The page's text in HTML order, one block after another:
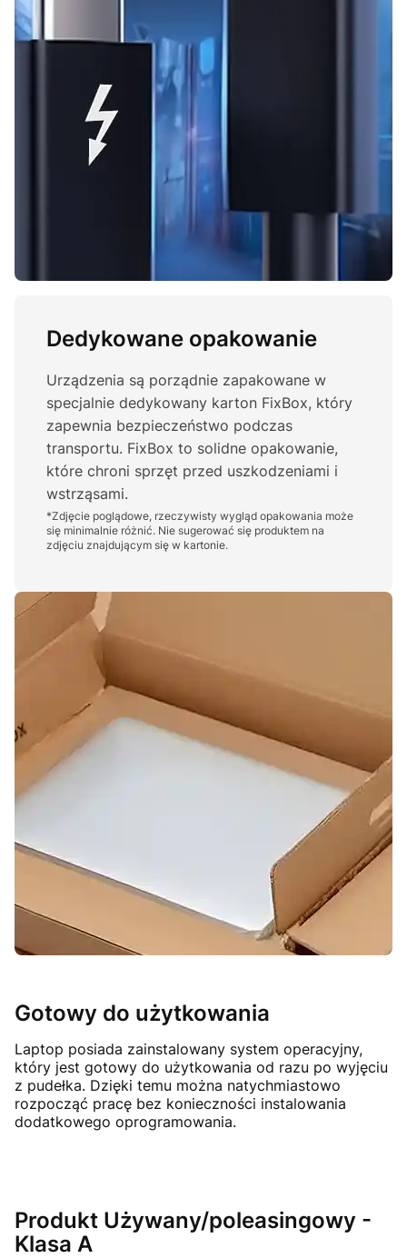
Dedykowane opakowanie
Urządzenia są porządnie zapakowane w
specjalnie dedykowany karton FixBox, który
zapewnia bezpieczeństwo podczas
transportu. FixBox to solidne opakowanie,
które chroni sprzęt przed uszkodzeniami i
wstrząsami.
*Zdjęcie poglądowe, rzeczywisty wygląd opakowania może
się minimalnie różnić. Nie sugerować się produktem na
zdjęciu znajdującym się w kartonie.
Gotowy do użytkowania
Laptop posiada zainstalowany system operacyjny,
który jest gotowy do użytkowania od razu po wyjęciu
z pudełka. Dzięki temu można natychmiastowo
rozpocząć pracę bez konieczności instalowania
dodatkowego oprogramowania.
Produkt Używany/poleasingowy -
Klasa A